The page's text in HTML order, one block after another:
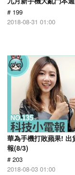
# 199
2018-08-31 01:00
華為手機打敗蘋果! 出
報(8/3)
# 203
2018-08-03 01:00